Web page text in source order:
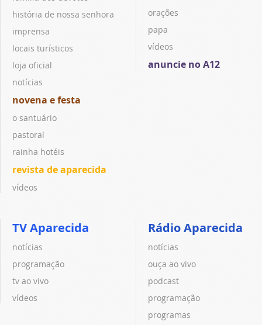
história de nossa senhora
imprensa
locais turísticos
loja oficial
notícias
novena e festa
o santuário
pastoral
rainha hotéis
revista de aparecida
vídeos
orações
papa
vídeos
anuncie no A12
TV Aparecida
notícias
programação
tv ao vivo
vídeos
Rádio Aparecida
notícias
ouça ao vivo
podcast
programação
programas